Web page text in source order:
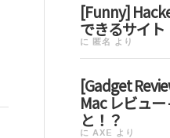
[Funny]
できるサイト
に 匿名 より
[Gadget
Mac レビュ
と！？
に AXE より